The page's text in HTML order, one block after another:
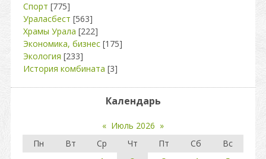
Спорт [775]
Ураласбест [563]
Храмы Урала [222]
Экономика, бизнес [175]
Экология [233]
История комбината [3]
Календарь
« Июль 2026 »
Пн
Вт Ср Чт Пт Сб
Вс